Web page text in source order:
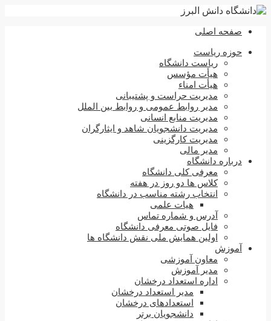
صفحه اصلی
حوزه ریاست
ریاست دانشگاه
هیأت مؤسس
هیأت امناء
مدیریت حراست و پشتیبانی
مدیر روابط عمومی و روابط بین الملل
مدیریت منابع انسانی
مدیریت دانشجویان شاهد و ایثارگران
مدیریت کارگزینی
مدیر مالی
درباره دانشگاه
معرفی کلی دانشگاه
کلاس ها دو روز در هفته
انتخاب رشته مناسب در دانشگاه
هیات علمی
آدرس و شماره تماس
فایل صوتی معرفی دانشگاه
اولین همایش ملی نقش دانشگاه ها
آموزش
معاون آموزشی
مدیر آموزش
اداره استعداد درخشان
مدیر استعداد درخشان
استعدادهای درخشان
دانشجویان برتر